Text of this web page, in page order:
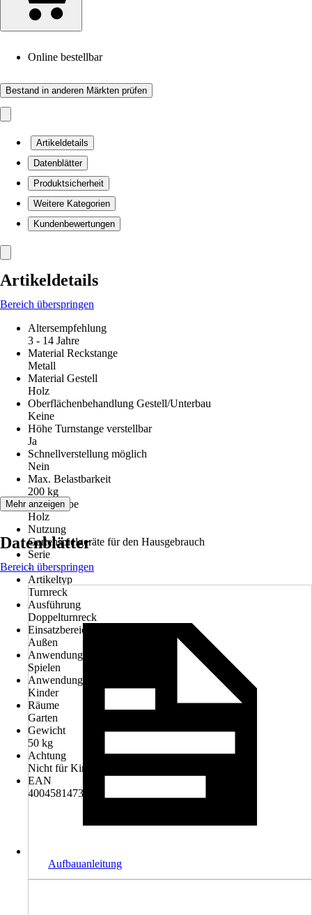
Online bestellbar
Bestand in anderen Märkten prüfen
Artikeldetails
Datenblätter
Produktsicherheit
Weitere Kategorien
Kundenbewertungen
Artikeldetails
Bereich überspringen
Altersempfehlung
3 - 14 Jahre
Material Reckstange
Metall
Material Gestell
Holz
Oberflächenbehandlung Gestell/Unterbau
Keine
Höhe Turnstange verstellbar
Ja
Schnellverstellung möglich
Nein
Max. Belastbarkeit
200 kg
Grundfarbe
Holz
Nutzung
Gartenspielgeräte für den Hausgebrauch
Serie
-
Artikeltyp
Turnreck
Ausführung
Doppelturnreck
Einsatzbereich
Außen
Anwendung
Spielen
Anwendungsbereich
Kinder
Räume
Garten
Gewicht
50 kg
Achtung
Nicht für Kinder unter drei Jahren geeignet.
EAN
4004581473235
Mehr anzeigen
Datenblätter
Bereich überspringen
Aufbauanleitung